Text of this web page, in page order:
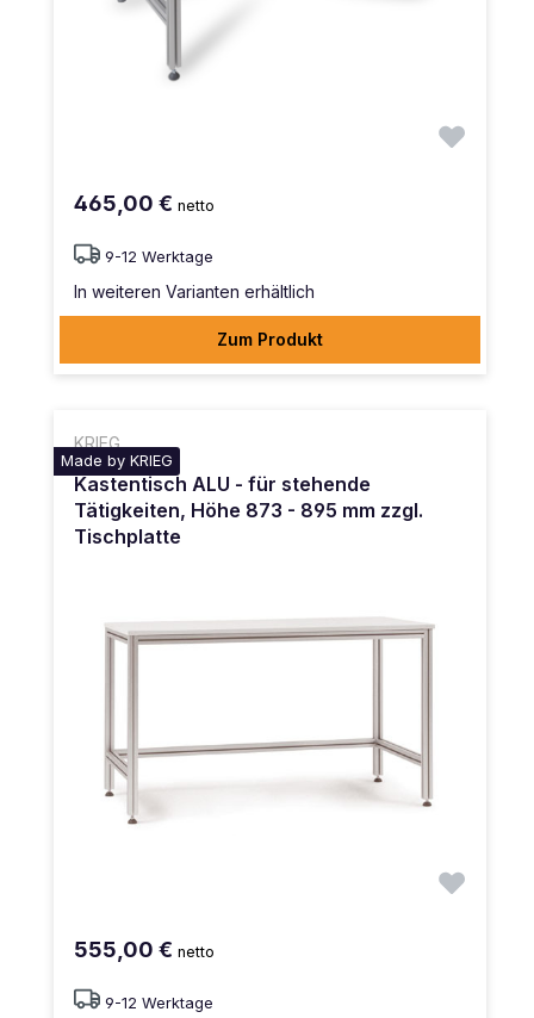
465,00 € netto
9-12 Werktage
In weiteren Varianten erhältlich
Zum Produkt
KRIEG
Made by KRIEG
Kastentisch ALU - für stehende
Tätigkeiten, Höhe 873 - 895 mm zzgl.
Tischplatte
555,00 € netto
9-12 Werktage